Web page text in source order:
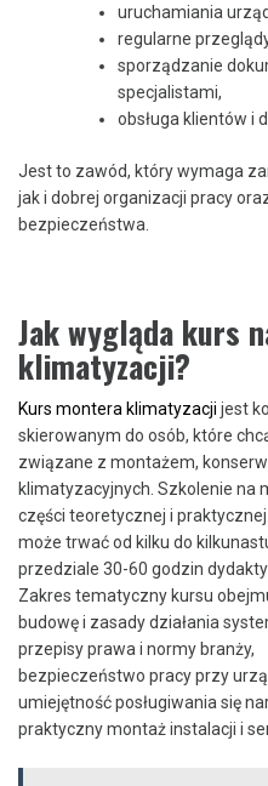
uruchamiania
regularne
sporządzanie
specjalistami,
obsługa klientów i
Jest to zawód, który wymaga
jak i dobrej organizacji pracy
bezpieczeństwa.
Jak wygląda kurs
klimatyzacji?
Kurs montera klimatyzacji jest
skierowanym do osób, które
związane z montażem,
klimatyzacyjnych. Szkolenie na
części teoretycznej i
może trwać od kilku do
przedziale 30-60 godzin
Zakres tematyczny kursu
budowę i zasady działania
przepisy prawa i normy branży,
bezpieczeństwo pracy przy
umiejętność posługiwania się
praktyczny montaż instalacji i